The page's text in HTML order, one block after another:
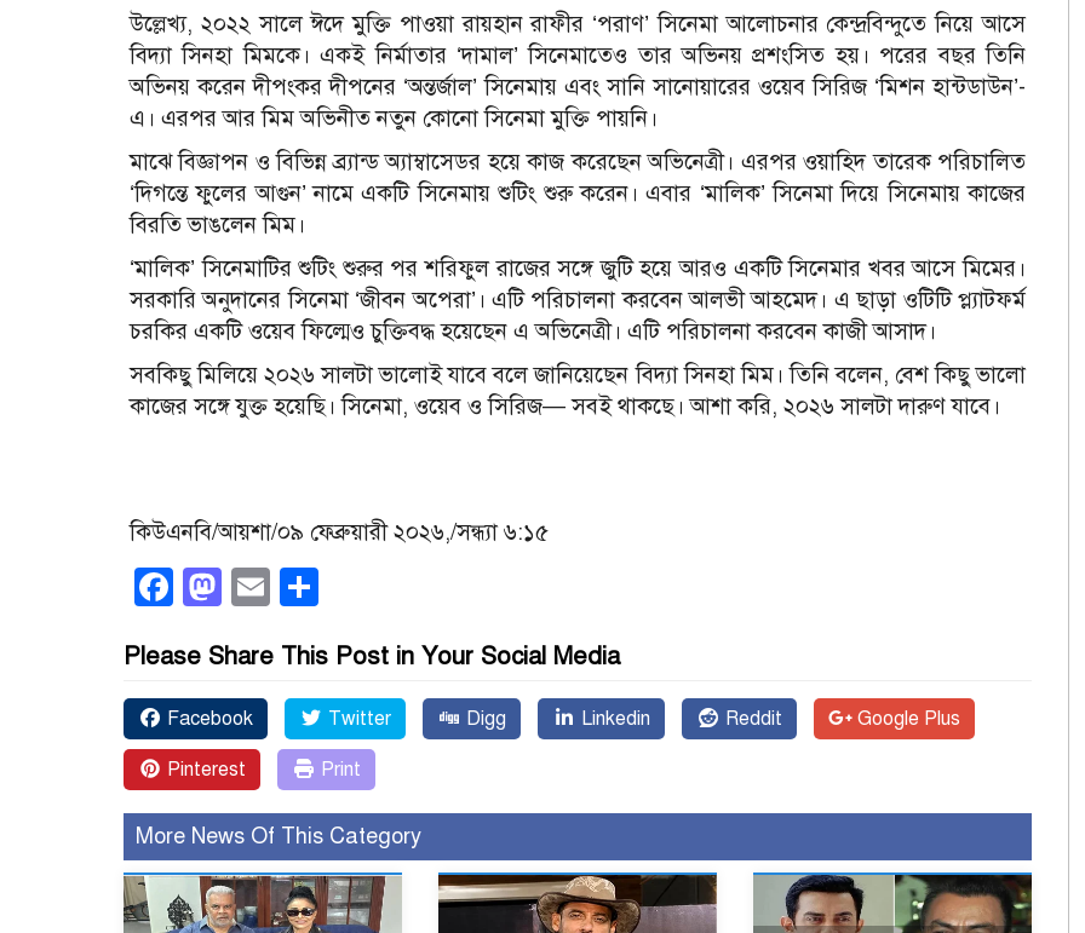
উল্লেখ্য, ২০২২ সালে ঈদে মুক্তি পাওয়া রায়হান রাফীর ‘পরাণ’ সিনেমা আলোচনার কেন্দ্রবিন্দুতে নিয়ে আসে
বিদ্যা সিনহা মিমকে। একই নির্মাতার ‘দামাল’ সিনেমাতেও তার অভিনয় প্রশংসিত হয়। পরের বছর তিনি
অভিনয় করেন দীপংকর দীপনের ‘অন্তর্জাল’ সিনেমায় এবং সানি সানোয়ারের ওয়েব সিরিজ ‘মিশন হান্টডাউন’-
এ। এরপর আর মিম অভিনীত নতুন কোনো সিনেমা মুক্তি পায়নি।
মাঝে বিজ্ঞাপন ও বিভিন্ন ব্র্যান্ড অ্যাম্বাসেডর হয়ে কাজ করেছেন অভিনেত্রী। এরপর ওয়াহিদ তারেক পরিচালিত
‘দিগন্তে ফুলের আগুন’ নামে একটি সিনেমায় শুটিং শুরু করেন। এবার ‘মালিক’ সিনেমা দিয়ে সিনেমায় কাজের
বিরতি ভাঙলেন মিম।
‘মালিক’ সিনেমাটির শুটিং শুরুর পর শরিফুল রাজের সঙ্গে জুটি হয়ে আরও একটি সিনেমার খবর আসে মিমের।
সরকারি অনুদানের সিনেমা ‘জীবন অপেরা’। এটি পরিচালনা করবেন আলভী আহমেদ। এ ছাড়া ওটিটি প্ল্যাটফর্ম
চরকির একটি ওয়েব ফিল্মেও চুক্তিবদ্ধ হয়েছেন এ অভিনেত্রী। এটি পরিচালনা করবেন কাজী আসাদ।
সবকিছু মিলিয়ে ২০২৬ সালটা ভালোই যাবে বলে জানিয়েছেন বিদ্যা সিনহা মিম। তিনি বলেন, বেশ কিছু ভালো
কাজের সঙ্গে যুক্ত হয়েছি। সিনেমা, ওয়েব ও সিরিজ— সবই থাকছে। আশা করি, ২০২৬ সালটা দারুণ যাবে।
কিউএনবি/আয়শা/০৯ ফেব্রুয়ারী ২০২৬,/সন্ধ্যা ৬:১৫
Facebook
Mastodon
Email
Please Share This Post in Your Social Media
Facebook Twitter Digg Linkedin Reddit Google Plus
Pinterest Print
More News Of This Category